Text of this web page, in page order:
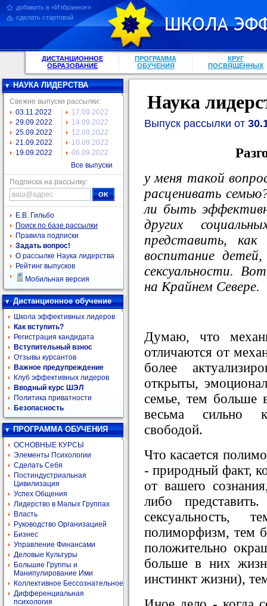
добавить в «Избранное»
сделать стартовой
ДИСТАНЦИОННОЕ
ОБРАЗОВАНИЕ
ПРОГРАММА
ОБУЧЕНИЯ
КРУГ
ПОСВЯЩЕННЫХ
НАУКА ЛИДЕРСТВА
Свежие выпуски рассылки:
03.11.2022
29.09.2022
25.09.2022
21.09.2022
19.09.2022
17.09.2022
14.09.2022
12.09.2022
10.09.2022
06.09.2022
Все выпуски
Подписка на рассылку:
Е.В. Гильбо
Поиск по базе рассылки
Правила подписки
Задать вопрос!
О рассылке Наука лидерства
Рейтинг выпусков
Мобильная версия
Дистанционное обучение
Школа эффективных лидеров
Как вступить?
Регистрация кандидата
Вступительный взнос
Отзывы курсантов
Важное предупреждение
Клуб эффективных лидеров
Вводный курс ШЭЛ
Политика приватности
Безопасность
ПРОГРАММА ОБУЧЕНИЯ
ОСНОВНЫЕ КУРСЫ
Элементы Психологии
Сделать Себя
Постиндустриальная
Цивилизация
Успех Общения
Лидерство в Малых Группах
Власть
Руководство Организацией
Бизнес
Управление Финансами
Деловые Культуры
Большие Группы и
Манипулирование Ими
Коллективное Бессознательное
Дифференциальная
психология
Наука
Выпуск рассылки от
у меня такой
расценивать
ли быть
других
представить, как
воспитание
сексуальности.
на Крайнем Севере.
Думаю, что
отличаются от
более
открыты,
семье, тем больше
весьма сильно
свободой.
Что касается
- природный факт,
от вашего
либо
сексуальность,
полиморфизм, тем
положительно
больше в них
инстинкт жизни),